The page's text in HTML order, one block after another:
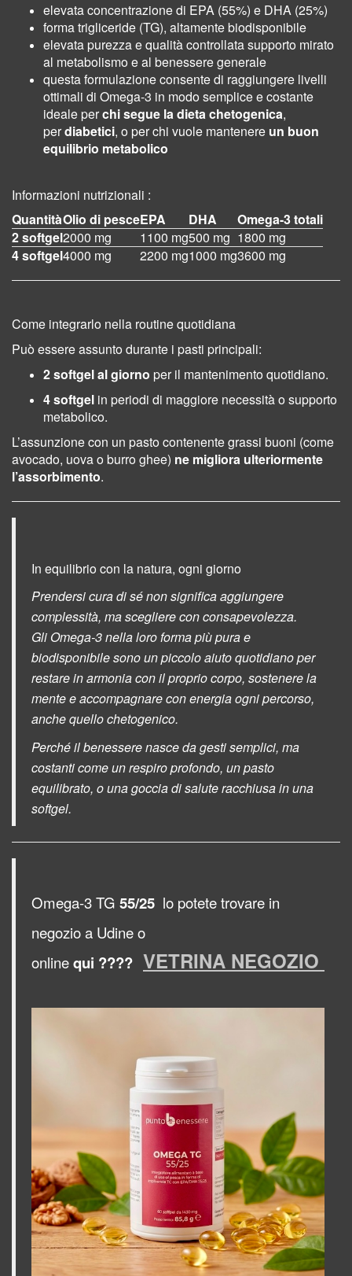
elevata concentrazione di EPA (55%) e DHA (25%)
forma trigliceride (TG), altamente biodisponibile
elevata purezza e qualità controllatasupporto mirato
al metabolismo e al benessere generale
questa formulazione consente di raggiungere livelli
ottimali di Omega-3 in modo semplice e costante
ideale perchi segue la dieta chetogenica,
perdiabetici, o per chi vuole mantenere un buon
equilibrio metabolico
Informazioni nutrizionali :
QuantitàOlio di pesceEPA DHA
Omega-3 totali
2 softgel2000 mg 1100 mg500 mg 1800 mg
4 softgel4000 mg 2200 mg1000 mg3600 mg
Come integrarlo nella routine quotidiana
Può essere assunto durante i pasti principali:
2 softgel al giorno per il mantenimento quotidiano.
4 softgel in periodi di maggiore necessità o supporto
metabolico.
L’assunzione con un pasto contenente grassi buoni (come
avocado, uova o burro ghee) ne migliora ulteriormente
l’assorbimento.
In equilibrio con la natura, ogni giorno
Prendersi cura di sé non significa aggiungere
complessità, ma scegliere con consapevolezza.
Gli Omega-3 nella loro forma più pura e
biodisponibile sono un piccolo aiuto quotidiano per
restare in armonia con il proprio corpo, sostenere la
mente e accompagnare con energia ogni percorso,
anche quello chetogenico.
Perché il benessere nasce da gesti semplici, ma
costanticome un respiro profondo, un pasto
equilibrato, o una goccia di salute racchiusa in una
softgel.
Omega-3 TG 55/25 lo potete trovare in
negozio a Udine o
onlinequi ???? VETRINA NEGOZIO